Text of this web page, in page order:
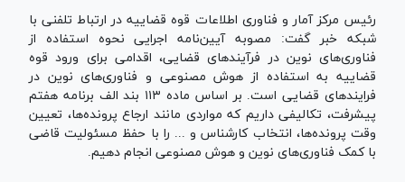
رئیس مرکز آمار و فناوری اطلاعات قوه قضاییه در ارتباط تلفنی با
شبکه خبر گفت: مصوبه آیین‌نامه اجرایی نحوه استفاده از
فناوری‌های نوین در فرآیندهای قضایی، اقدامی برای ورود قوه
قضاییه به استفاده از هوش مصنوعی و فناوری‌های نوین در
فرایندهای قضایی است. بر اساس ماده ۱۱۳ بند الف برنامه هفتم
پیشرفت، تکالیفی داریم که مواردی مانند ارجاع پرونده‌ها، تعیین
وقت پرونده‌ها، انتخاب کارشناس و ... را با حفظ مسئولیت قاضی
با کمک فناوری‌های نوین و هوش مصنوعی انجام دهیم.